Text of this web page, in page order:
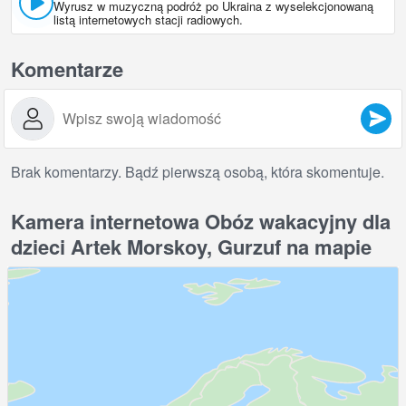
Wyrusz w muzyczną podróż po Ukraina z wyselekcjonowaną
listą internetowych stacji radiowych.
Komentarze
Brak komentarzy. Bądź pierwszą osobą, która skomentuje.
Kamera internetowa Obóz wakacyjny dla
dzieci Artek Morskoy, Gurzuf na mapie